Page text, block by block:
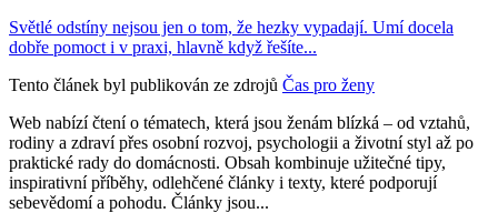
Světlé odstíny nejsou jen o tom, že hezky vypadají. Umí docela
dobře pomoct i v praxi, hlavně když řešíte...
Tento článek byl publikován ze zdrojů Čas pro ženy
Web nabízí čtení o tématech, která jsou ženám blízká – od vztahů,
rodiny a zdraví přes osobní rozvoj, psychologii a životní styl až po
praktické rady do domácnosti. Obsah kombinuje užitečné tipy,
inspirativní příběhy, odlehčené články i texty, které podporují
sebevědomí a pohodu. Články jsou...